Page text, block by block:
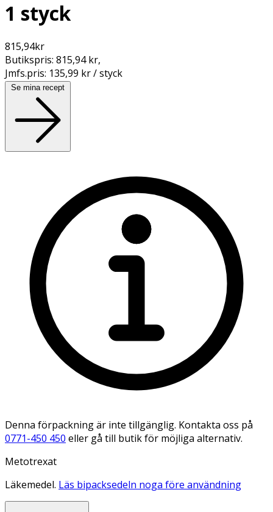
1 styck
815,94kr
Butikspris: 815,94 kr,
Jmfs.pris: 135,99 kr / styck
Se mina recept
Denna förpackning är inte tillgänglig. Kontakta oss på
0771-450 450 eller gå till butik för möjliga alternativ.
Metotrexat
Läkemedel. Läs bipacksedeln noga före användning